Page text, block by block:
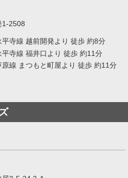
1-2508
平寺線 越前開発より 徒歩 約8分
平寺線 福井口より 徒歩 約11分
原線 まつもと町屋より 徒歩 約11分